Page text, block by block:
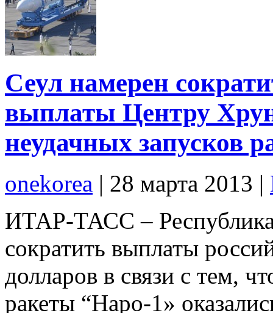
Сеул намерен
выплаты Центру
неудачных запусков
onekorea | 28 марта 2013 |
ИТАР-ТАСС –
сократить выплаты
долларов в связи с тем,
ракеты “Наро-1»